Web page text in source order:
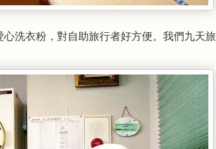
洗衣粉，對自助旅行者好方便。我們九天旅